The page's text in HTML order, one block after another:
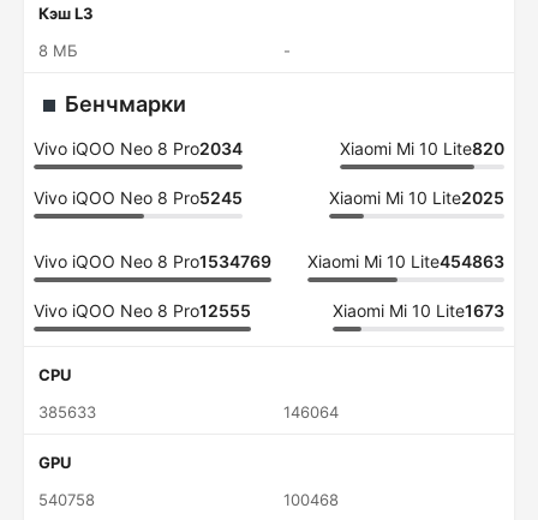
Кэш L3
8 МБ
-
Бенчмарки
Vivo iQOO Neo 8 Pro2034 Xiaomi Mi 10 Lite820
Vivo iQOO Neo 8 Pro5245 Xiaomi Mi 10 Lite2025
Vivo iQOO Neo 8 Pro1534769 Xiaomi Mi 10 Lite454863
Vivo iQOO Neo 8 Pro12555 Xiaomi Mi 10 Lite1673
CPU
385633
146064
GPU
540758
100468